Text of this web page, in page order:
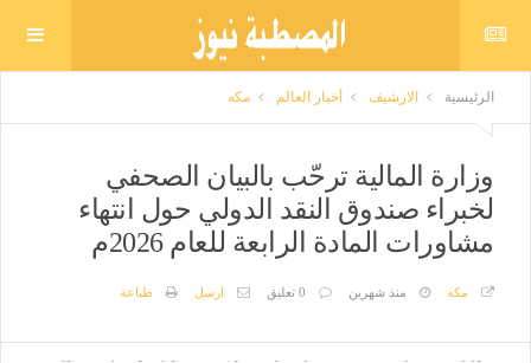
الرئيسية الارشيف أخبار العالم مكه
وزارة المالية ترحّب بالبيان الصحفي
لخبراء صندوق النقد الدولي حول انتهاء
مشاورات المادة الرابعة للعام 2026م
مكه منذ شهرين 0 تعليق ارسل طباعة